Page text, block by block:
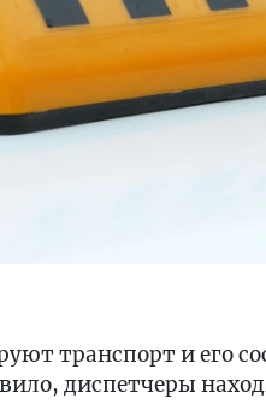
транспорт и его
диспетчеры